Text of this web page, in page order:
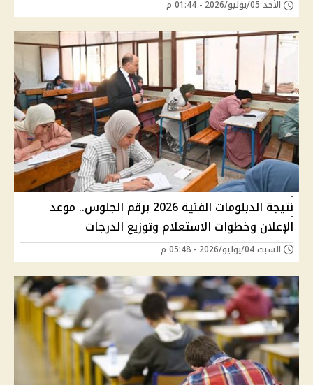
الأحد 05/يوليو/2026 - 01:44 م
نتيجة الدبلومات الفنية 2026 برقم الجلوس.. موعد
الإعلان وخطوات الاستعلام وتوزيع الدرجات
السبت 04/يوليو/2026 - 05:48 م